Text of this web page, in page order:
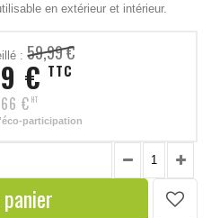
en extérieur et intérieur.
: 59,99 €
€ TTC
€ HT
participation